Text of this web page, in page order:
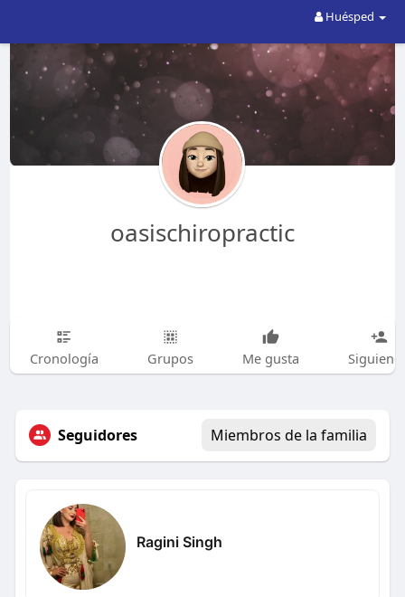
Huésped
oasischiropractic
Cronología Grupos Me gusta
Seguidores Miembros de la familia
Ragini Singh